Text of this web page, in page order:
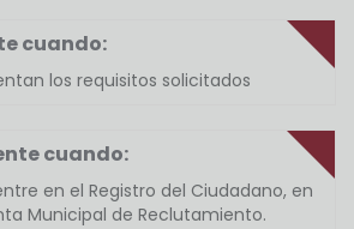
cuando:
los requisitos solicitados
cuando:
en el Registro del Ciudadano, en
Municipal de Reclutamiento.